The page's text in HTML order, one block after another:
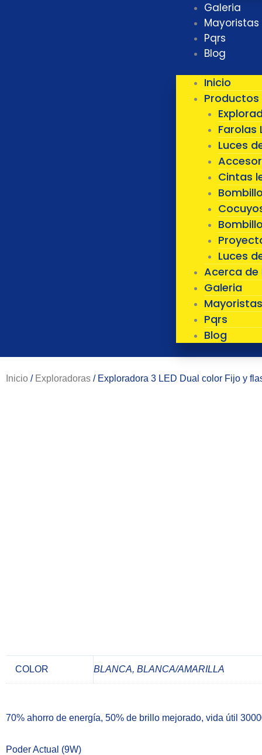
Galeria
Mayoristas
Pqrs
Blog
Inicio
Productos
Farolas
Luces
Cintas
Luces
Acerca de
Galeria
Mayoristas
Pqrs
Blog
Inicio / Exploradoras / Exploradora 3 LED Dual color Fijo y
COLOR BLANCA, BLANCA/AMARILLA
70% ahorro de energía, 50% de brillo mejorado, vida útil
Poder Actual (9W)